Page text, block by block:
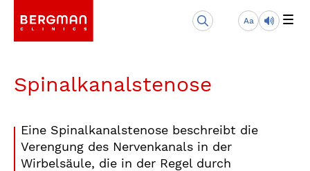
Aa
Spinalkanalstenose
Eine Spinalkanalstenose beschreibt die
Verengung des Nervenkanals in der
Wirbelsäule, die in der Regel durch